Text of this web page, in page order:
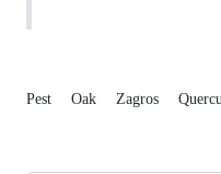
Pest Oak Zagros